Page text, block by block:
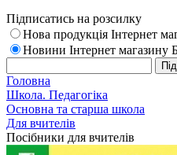
Підписатись на розсилку
Нова продукція Інтернет
Новини Інтернет магазину
Головна
Школа. Педагогіка
Основна та старша школа
Для вчителів
Посібники для вчителів